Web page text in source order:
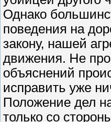
Однако
поведения на
закону, нашей
движения. Не
объяснений
исправить уже
Положение дел
только со